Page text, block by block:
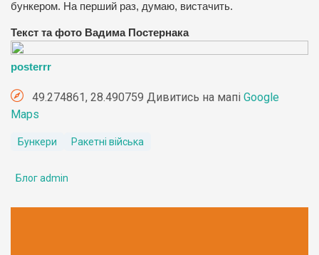
бункером. На перший раз, думаю, вистачить.
Текст та фото Вадима Постернака
posterrr
49.274861, 28.490759 Дивитись на мапі Google
Maps
Бункери Ракетні війська
Блог admin